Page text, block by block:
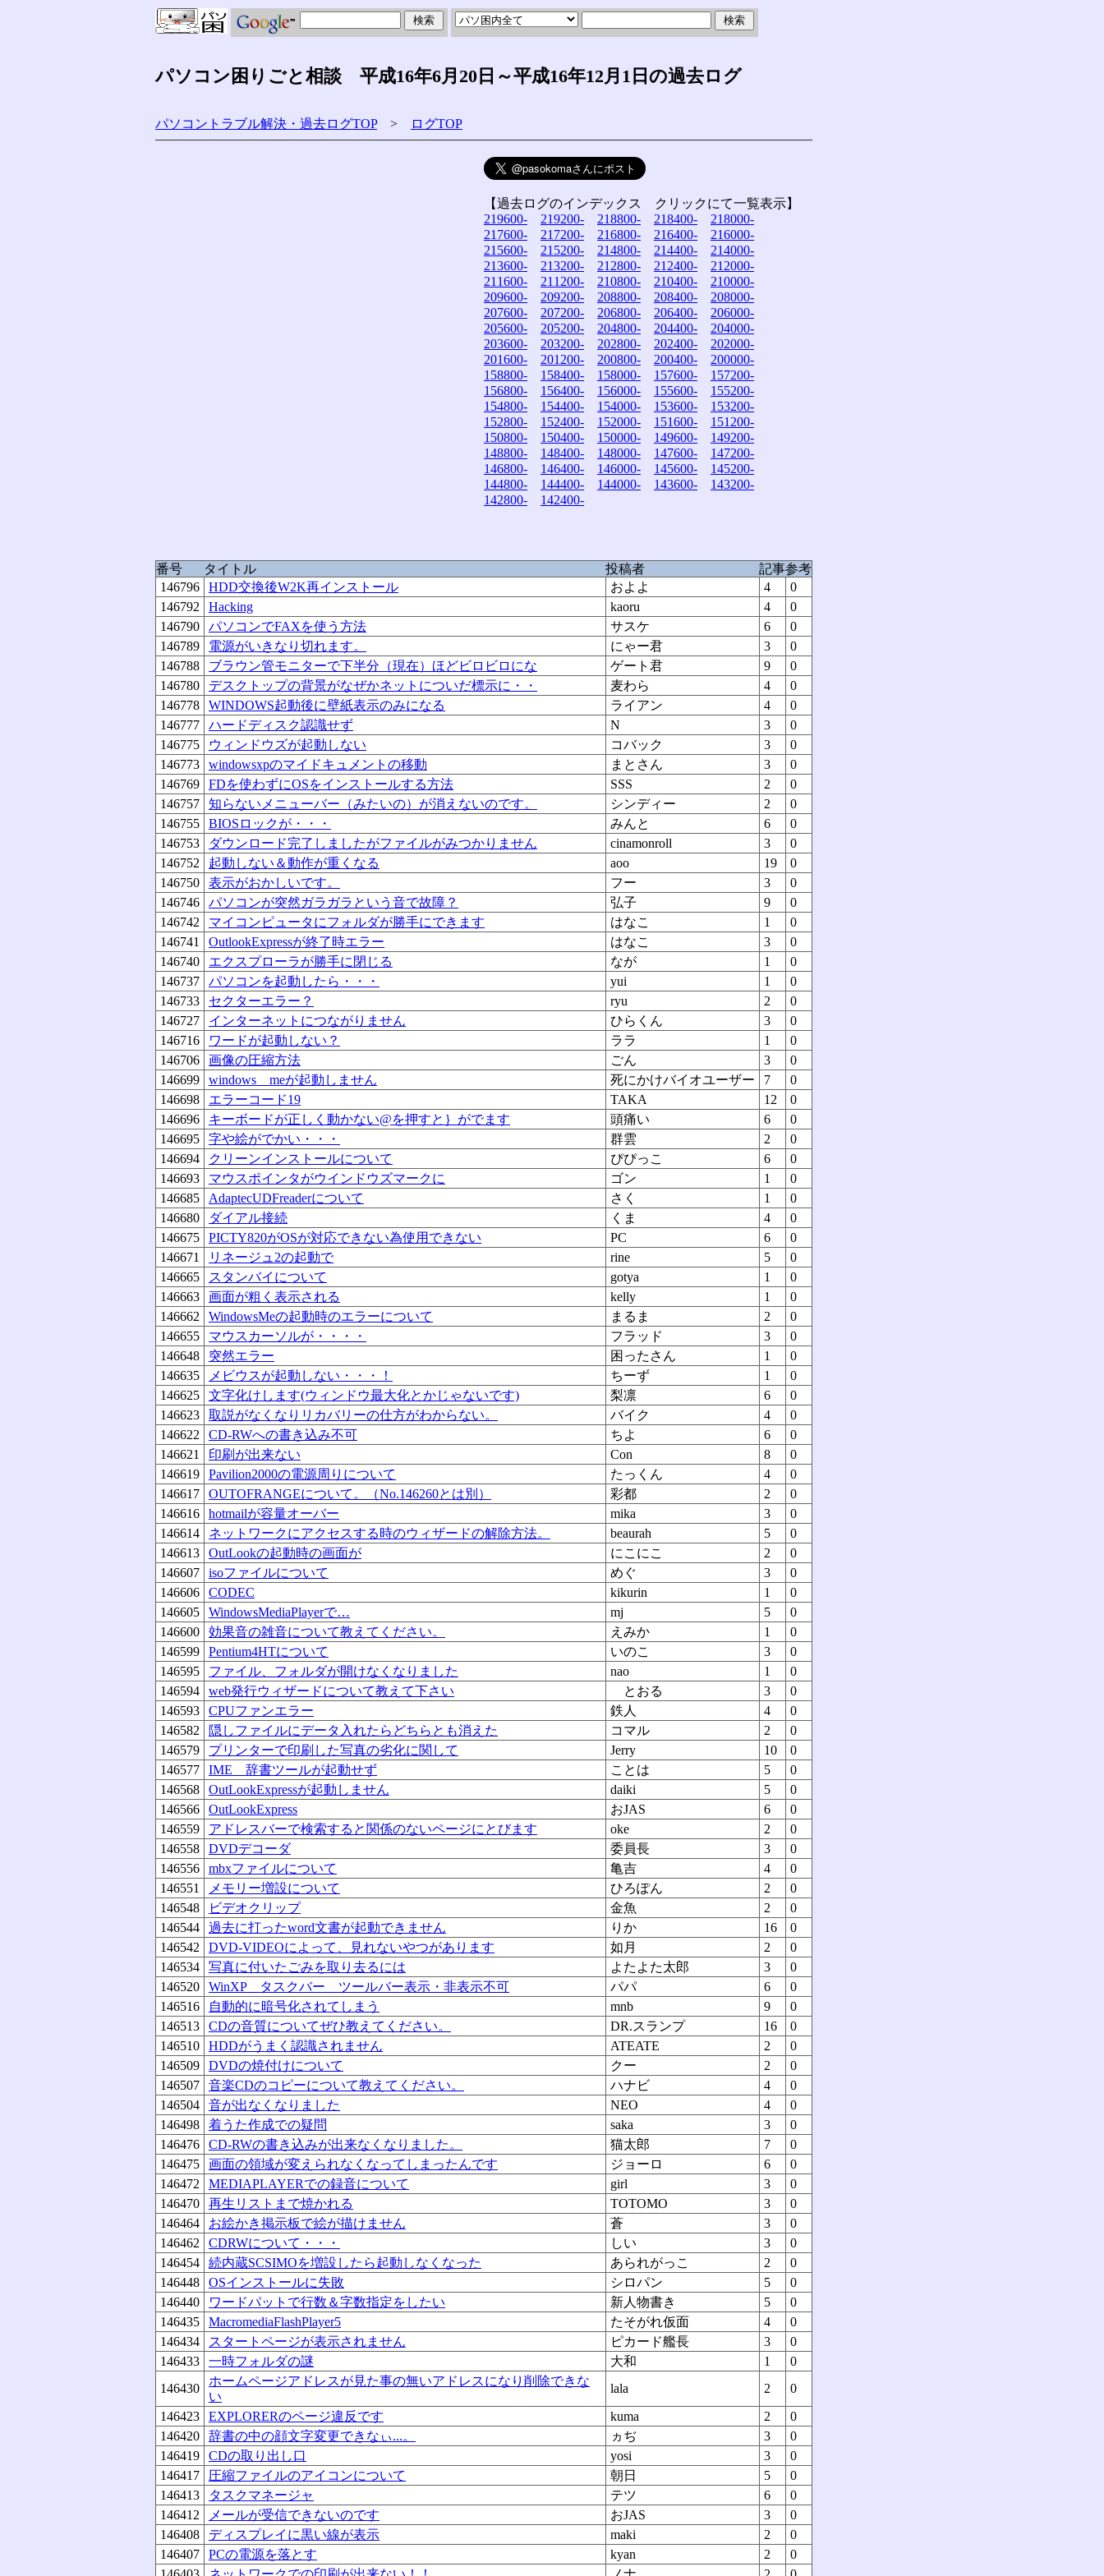
パソコン困りごと相談 平成16年6月20日～平成16年12月1日の過去ログ
パソコントラブル解決・過去ログTOP> ログTOP
【過去ログのインデックス クリックにて一覧表示】
219600-
219200- 218800- 218400-
218000-
217600-
217200- 216800- 216400-
216000-
215600-
215200- 214800- 214400-
214000-
213600-
213200- 212800- 212400-
212000-
211600-
211200- 210800- 210400-
210000-
209600-
209200- 208800- 208400-
208000-
207600-
207200- 206800- 206400-
206000-
205600-
205200- 204800- 204400-
204000-
203600-
203200- 202800- 202400-
202000-
201600-
201200- 200800- 200400-
200000-
158800-
158400- 158000- 157600-
157200-
156800-
156400- 156000- 155600-
155200-
154800-
154400- 154000- 153600-
153200-
152800-
152400- 152000- 151600-
151200-
150800-
150400- 150000- 149600-
149200-
148800-
148400- 148000- 147600-
147200-
146800-
146400- 146000- 145600-
145200-
144800-
144400- 144000- 143600-
143200-
142800-
142400-
番号 タイトル 投稿者 記事参考
146796
HDD交換後W2K再インストール およよ 4
0
146792
Hacking kaoru 4
0
146790
パソコンでFAXを使う方法 サスケ 6
0
146789
電源がいきなり切れます。 にゃー君 3
0
146788
ブラウン管モニターで下半分（現在）ほどビロビロにな ゲート君 9
0
146780
デスクトップの背景がなぜかネットについだ標示に・・ 麦わら 4
0
146778
WINDOWS起動後に壁紙表示のみになる ライアン 4
0
146777
ハードディスク認識せず N 3
0
146775
ウィンドウズが起動しない コバック 3
0
146773
windowsxpのマイドキュメントの移動 まとさん 3
0
146769
FDを使わずにOSをインストールする方法 SSS 2
0
146757
知らないメニューバー（みたいの）が消えないのです。 シンディー 2
0
146755
BIOSロックが・・・ みんと 6
0
146753
ダウンロード完了しましたがファイルがみつかりません cinamonroll 3
0
146752
起動しない＆動作が重くなる aoo 19
0
146750
表示がおかしいです。 フー 3
0
146746
パソコンが突然ガラガラという音で故障？ 弘子 9
0
146742
マイコンピュータにフォルダが勝手にできます はなこ 1
0
146741
OutlookExpressが終了時エラー はなこ 3
0
146740
エクスプローラが勝手に閉じる なが 1
0
146737
パソコンを起動したら・・・ yui 1
0
146733
セクターエラー？ ryu 2
0
146727
インターネットにつながりません ひらくん 3
0
146716
ワードが起動しない？ ララ 1
0
146706
画像の圧縮方法 ごん 3
0
146699
windows meが起動しません 死にかけバイオユーザー 7
0
146698
エラーコード19 TAKA 12
0
146696
キーボードが正しく動かない@を押すと｝がでます 頭痛い 6
0
146695
字や絵がでかい・・・ 群雲 2
0
146694
クリーンインストールについて ぴぴっこ 6
0
146693
マウスポインタがウインドウズマークに ゴン 1
0
146685
AdaptecUDFreaderについて さく 1
0
146680
ダイアル接続 くま 4
0
146675
PICTY820がOSが対応できない為使用できない PC 6
0
146671
リネージュ2の起動で rine 5
0
146665
スタンバイについて gotya 1
0
146663
画面が粗く表示される kelly 1
0
146662
WindowsMeの起動時のエラーについて まるま 2
0
146655
マウスカーソルが・・・・ フラッド 3
0
146648
突然エラー 困ったさん 1
0
146635
メビウスが起動しない・・・！ ちーず 1
0
146625
文字化けします(ウィンドウ最大化とかじゃないです) 梨凛 6
0
146623
取説がなくなりリカバリーの仕方がわからない。 バイク 4
0
146622
CD-RWへの書き込み不可 ちよ 6
0
146621
印刷が出来ない Con 8
0
146619
Pavilion2000の電源周りについて たっくん 4
0
146617
OUTOFRANGEについて。（No.146260とは別） 彩都 2
0
146616
hotmailが容量オーバー mika 3
0
146614
ネットワークにアクセスする時のウィザードの解除方法。 beaurah 5
0
146613
OutLookの起動時の画面が にこにこ 2
0
146607
isoファイルについて めぐ 3
0
146606
CODEC kikurin 1
0
146605
WindowsMediaPlayerで… mj 5
0
146600
効果音の雑音について教えてください。 えみか 1
0
146599
Pentium4HTについて いのこ 3
0
146595
ファイル、フォルダが開けなくなりました nao 1
0
146594
web発行ウィザードについて教えて下さい とおる 3
0
146593
CPUファンエラー 鉄人 4
0
146582
隠しファイルにデータ入れたらどちらとも消えた コマル 2
0
146579
プリンターで印刷した写真の劣化に関して Jerry 10
0
146577
IME 辞書ツールが起動せず ことは 5
0
146568
OutLookExpressが起動しません daiki 5
0
146566
OutLookExpress おJAS 6
0
146559
アドレスバーで検索すると関係のないページにとびます oke 2
0
146558
DVDデコーダ 委員長 3
0
146556
mbxファイルについて 亀吉 4
0
146551
メモリー増設について ひろぽん 2
0
146548
ビデオクリップ 金魚 2
0
146544
過去に打ったword文書が起動できません りか 16
0
146542
DVD-VIDEOによって、見れないやつがあります 如月 2
0
146534
写真に付いたごみを取り去るには よたよた太郎 3
0
146520
WinXP タスクバー ツールバー表示・非表示不可 パパ 6
0
146516
自動的に暗号化されてしまう mnb 9
0
146513
CDの音質についてぜひ教えてください。 DR.スランプ 16
0
146510
HDDがうまく認識されません ATEATE 2
0
146509
DVDの焼付けについて クー 2
0
146507
音楽CDのコピーについて教えてください。 ハナビ 4
0
146504
音が出なくなりました NEO 4
0
146498
着うた作成での疑問 saka 3
0
146476
CD-RWの書き込みが出来なくなりました。 猫太郎 7
0
146475
画面の領域が変えられなくなってしまったんです ジョーロ 6
0
146472
MEDIAPLAYERでの録音について girl 3
0
146470
再生リストまで焼かれる TOTOMO 3
0
146464
お絵かき掲示板で絵が描けません 蒼 3
0
146462
CDRWについて・・・ しい 3
0
146454
続内蔵SCSIMOを増設したら起動しなくなった あられがっこ 2
0
146448
OSインストールに失敗 シロパン 5
0
146440
ワードパットで行数＆字数指定をしたい 新人物書き 5
0
146435
MacromediaFlashPlayer5 たそがれ仮面 4
0
146434
スタートページが表示されません ピカード艦長 3
0
146433
一時フォルダの謎 大和 1
0
146430
ホームページアドレスが見た事の無いアドレスになり削除できな
い
lala 2
0
146423
EXPLORERのページ違反です kuma 2
0
146420
辞書の中の顔文字変更できなぃ...。 ヵぢ 3
0
146419
CDの取り出し口 yosi 3
0
146417
圧縮ファイルのアイコンについて 朝日 5
0
146413
タスクマネージャ テツ 6
0
146412
メールが受信できないのです おJAS 3
0
146408
ディスプレイに黒い線が表示 maki 2
0
146407
PCの電源を落とす kyan 2
0